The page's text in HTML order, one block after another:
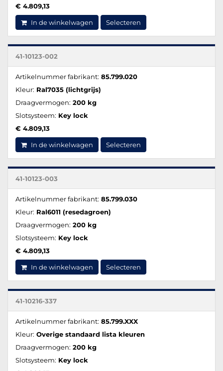
€ 4.809,13
In de winkelwagen Selecteren
41-10123-002
Artikelnummer fabrikant: 85.799.020
Kleur: Ral7035 (lichtgrijs)
Draagvermogen: 200 kg
Slotsysteem: Key lock
€ 4.809,13
In de winkelwagen Selecteren
41-10123-003
Artikelnummer fabrikant: 85.799.030
Kleur: Ral6011 (resedagroen)
Draagvermogen: 200 kg
Slotsysteem: Key lock
€ 4.809,13
In de winkelwagen Selecteren
41-10216-337
Artikelnummer fabrikant: 85.799.XXX
Kleur: Overige standaard lista kleuren
Draagvermogen: 200 kg
Slotsysteem: Key lock